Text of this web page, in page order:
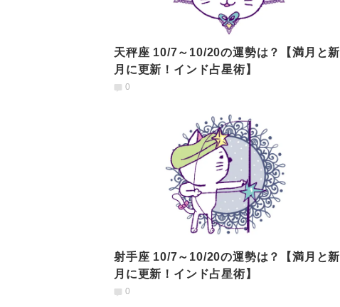
天秤座 10/7～10/20の運勢は？【満月と新
月に更新！インド占星術】
0
射手座 10/7～10/20の運勢は？【満月と新
月に更新！インド占星術】
0